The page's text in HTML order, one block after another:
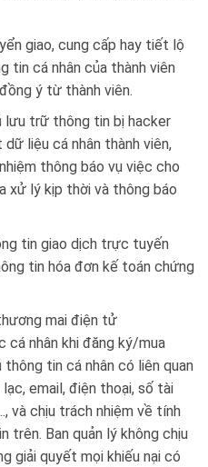
giao, cung cấp hay tiết lộ
tin cá nhân của thành viên
ý từ thành viên.
lưu trữ thông tin bị hacker
liệu cá nhân thành viên,
thông báo vụ việc cho
xử lý kịp thời và thông báo
tin giao dịch trực tuyến
tin hóa đơn kế toán chứng
mai điện tử
cá nhân khi đăng ký/mua
tin cá nhân có liên quan
email, điện thoại, số tài
và chịu trách nhiệm về tính
trên. Ban quản lý không chịu
giải quyết mọi khiếu nại có